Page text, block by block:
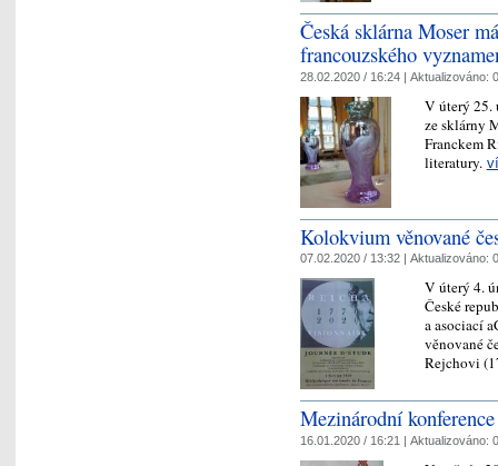
Česká sklárna Moser
francouzského
28.02.2020 / 16:24 | Aktualizováno:
V úterý 25.
ze sklárny
Franckem
literatury.
Kolokvium věnované
07.02.2020 / 13:32 | Aktualizováno:
V úterý 4.
České
a asociací
věnované
Rejchovi
Mezinárodní
16.01.2020 / 16:21 | Aktualizováno: